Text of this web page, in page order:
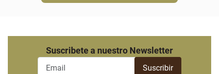
Suscribete a nuestro Newsletter